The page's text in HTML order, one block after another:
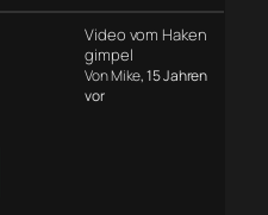
Video vom Haken
gimpel
Von Mike, 15 Jahren
vor